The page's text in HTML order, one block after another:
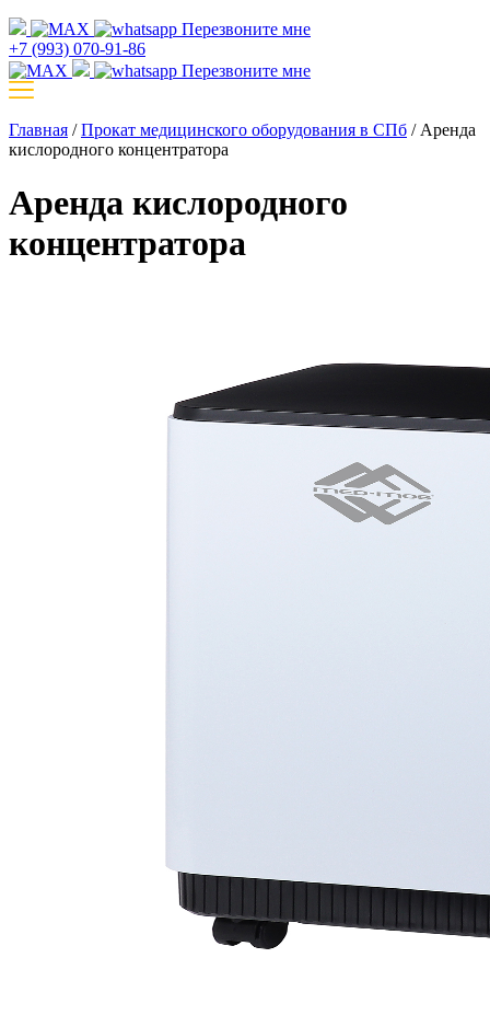
Перезвоните мне
+7 (993) 070-91-86
Перезвоните мне
Главная /Прокат медицинского оборудования в СПб / Аренда
кислородного концентратора
Аренда кислородного
концентратора